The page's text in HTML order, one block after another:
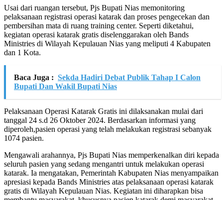
Usai dari ruangan tersebut, Pjs Bupati Nias memonitoring
pelaksanaan registrasi operasi katarak dan proses pengecekan dan
pembersihan mata di ruang training center. Seperti diketahui,
kegiatan operasi katarak gratis diselenggarakan oleh Bands
Ministries di Wilayah Kepulauan Nias yang meliputi 4 Kabupaten
dan 1 Kota.
Baca Juga : Sekda Hadiri Debat Publik Tahap I Calon
Bupati Dan Wakil Bupati Nias
Pelaksanaan Operasi Katarak Gratis ini dilaksanakan mulai dari
tanggal 24 s.d 26 Oktober 2024. Berdasarkan informasi yang
diperoleh,pasien operasi yang telah melakukan registrasi sebanyak
1074 pasien.
Mengawali arahannya, Pjs Bupati Nias memperkenalkan diri kepada
seluruh pasien yang sedang mengantri untuk melakukan operasi
katarak. Ia mengatakan, Pemerintah Kabupaten Nias menyampaikan
apresiasi kepada Bands Ministries atas pelaksanaan operasi katarak
gratis di Wilayah Kepulauan Nias. Kegiatan ini diharapkan bisa